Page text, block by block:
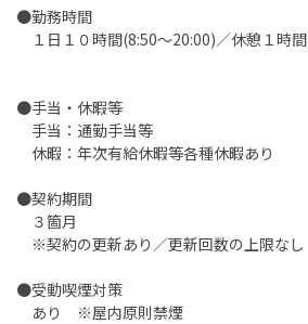
●勤務時間
１日１０時間(8:50～20:00)／休憩１時間
●手当・休暇等
手当：通勤手当等
休暇：年次有給休暇等各種休暇あり
●契約期間
３箇月
※契約の更新あり／更新回数の上限なし
●受動喫煙対策
あり ※屋内原則禁煙